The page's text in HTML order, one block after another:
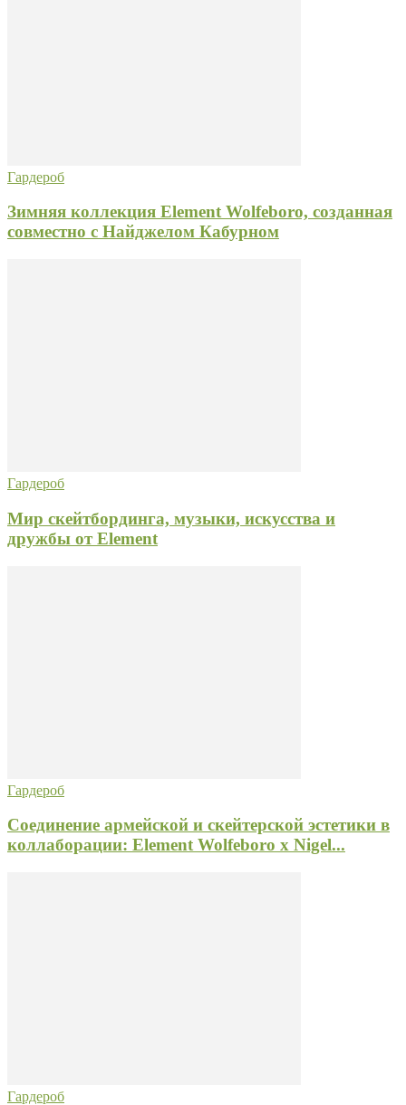
Гардероб
Зимняя коллекция Element Wolfeboro, созданная
совместно с Найджелом Кабурном
Гардероб
Мир скейтбординга, музыки, искусства и
дружбы от Element
Гардероб
Соединение армейской и скейтерской эстетики в
коллаборации: Element Wolfeboro x Nigel...
Гардероб